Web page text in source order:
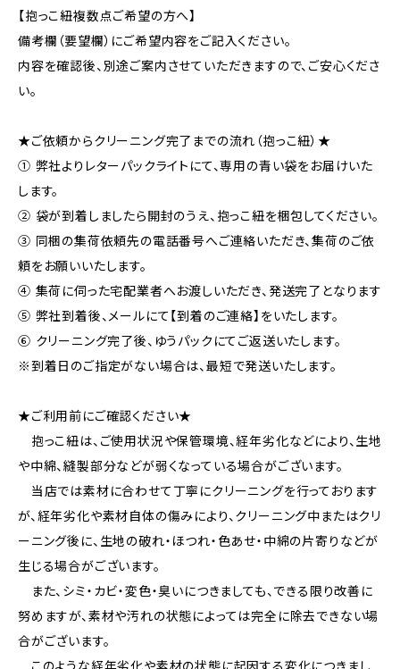
【抱っこ紐複数点ご希望の方へ】
備考欄（要望欄）にご希望内容をご記入ください。
内容を確認後、別途ご案内させていただきますので、ご安心くださ
い。
★ご依頼からクリーニング完了までの流れ（抱っこ紐）★
① 弊社よりレターパックライトにて、専用の青い袋をお届けいた
します。
② 袋が到着しましたら開封のうえ、抱っこ紐を梱包してください。
③ 同梱の集荷依頼先の電話番号へご連絡いただき、集荷のご依
頼をお願いいたします。
④ 集荷に伺った宅配業者へお渡しいただき、発送完了となります
⑤ 弊社到着後、メールにて【到着のご連絡】をいたします。
⑥ クリーニング完了後、ゆうパックにてご返送いたします。
※到着日のご指定がない場合は、最短で発送いたします。
★ご利用前にご確認ください★
抱っこ紐は、ご使用状況や保管環境、経年劣化などにより、生地
や中綿、縫製部分などが弱くなっている場合がございます。
当店では素材に合わせて丁寧にクリーニングを行っております
が、経年劣化や素材自体の傷みにより、クリーニング中またはクリ
ーニング後に、生地の破れ・ほつれ・色あせ・中綿の片寄りなどが
生じる場合がございます。
また、シミ・カビ・変色・臭いにつきましても、できる限り改善に
努めますが、素材や汚れの状態によっては完全に除去できない場
合がございます。